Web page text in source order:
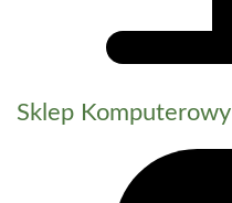
Sklep Komputerowy